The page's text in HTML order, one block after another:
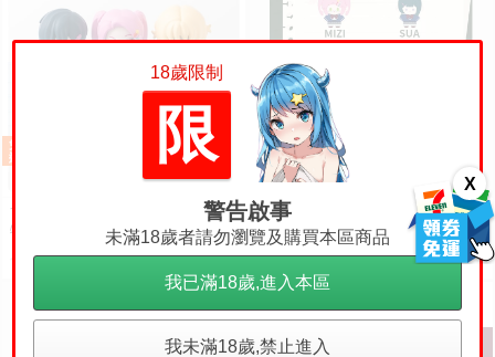
X
食糧閣✿【預售至8/22】《阿納
特藝術高校》（手辦）異形舞臺
／異形舞台／阿納特藝術高校／A
LIENSTAGE／Till／Ivan／Luka
售價 415
食糧閣✿【預售至8/22】《阿納
特藝術高校》（努努體毛絨吊
飾）異形舞臺／異形舞台／阿納
特藝術高校／ALIENSTAGE／Till
／Ivan／Luka／Sua／Mizi／Hyu
na
售價 475
18歲限制
限
警告啟事
未滿18歲者請勿瀏覽及購買本區商品
我已滿18歲,進入本區
我未滿18歲,禁止進入